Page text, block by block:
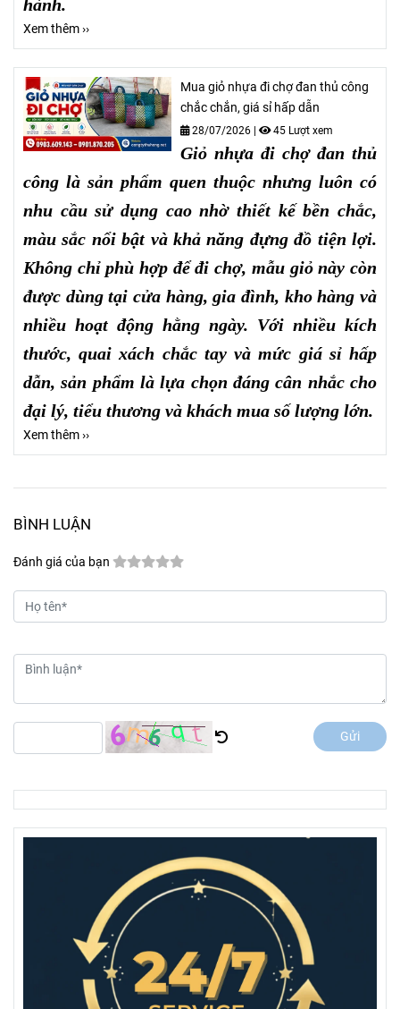
hành.
Xem thêm ››
Mua giỏ nhựa đi chợ đan thủ công
chắc chắn, giá sỉ hấp dẫn
28/07/2026 | 45 Lượt xem
Giỏ nhựa đi chợ đan thủ
công là sản phẩm quen thuộc nhưng luôn có
nhu cầu sử dụng cao nhờ thiết kế bền chắc,
màu sắc nổi bật và khả năng đựng đồ tiện lợi.
Không chỉ phù hợp để đi chợ, mẫu giỏ này còn
được dùng tại cửa hàng, gia đình, kho hàng và
nhiều hoạt động hằng ngày. Với nhiều kích
thước, quai xách chắc tay và mức giá sỉ hấp
dẫn, sản phẩm là lựa chọn đáng cân nhắc cho
đại lý, tiểu thương và khách mua số lượng lớn.
Xem thêm ››
BÌNH LUẬN
Đánh giá của bạn
Gửi